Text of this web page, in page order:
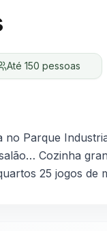
Até150 pessoas
no Parque
Cozinha
25 jogos de